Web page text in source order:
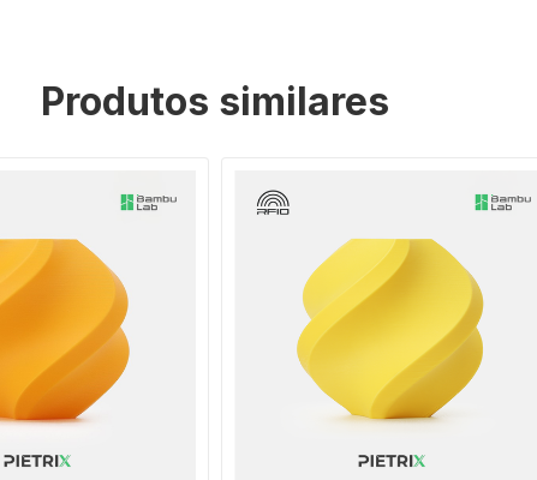
Produtos similares